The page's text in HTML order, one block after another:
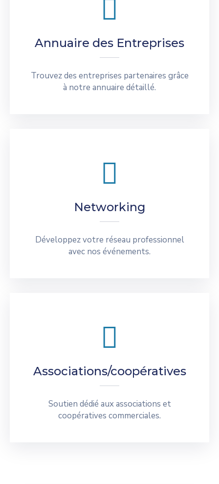
Annuaire des Entreprises
Trouvez des entreprises partenaires grâce
à notre annuaire détaillé.
Networking
Développez votre réseau professionnel
avec nos événements.
Associations/coopératives
Soutien dédié aux associations et
coopératives commerciales.